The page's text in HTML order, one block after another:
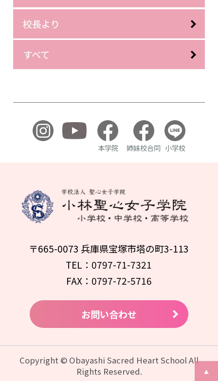
校長より
すべて
本学院 姉妹校合同 小学校
〒665-0073 兵庫県宝塚市塔の町3-113
TEL：0797-71-7321
FAX：0797-72-5716
お問い合わせ
Copyright © Obayashi Sacred Heart School All
Rights Reserved.